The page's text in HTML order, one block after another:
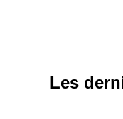
Les